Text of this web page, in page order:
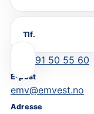
Tlf.
91 50 55 60
E-post
emv@emvest.no
Adresse